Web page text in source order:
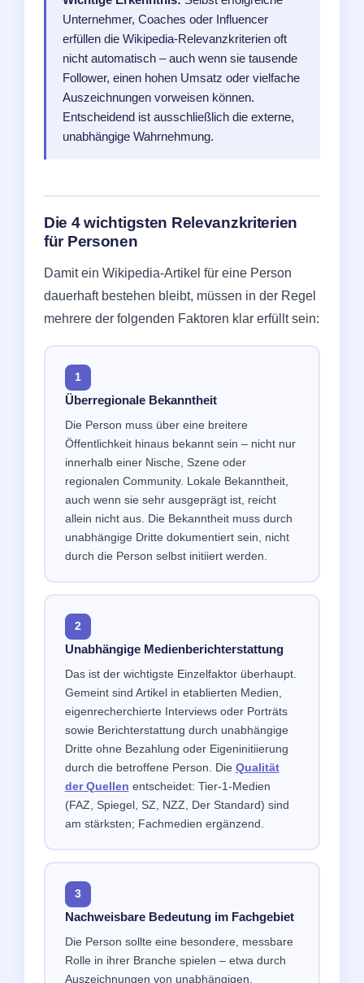
Unternehmer, Coaches oder Influencer
erfüllen die Wikipedia-Relevanzkriterien oft
nicht automatisch – auch wenn sie tausende
Follower, einen hohen Umsatz oder vielfache
Auszeichnungen vorweisen können.
Entscheidend ist ausschließlich die externe,
unabhängige Wahrnehmung.
Die 4 wichtigsten Relevanzkriterien
für Personen
Damit ein Wikipedia-Artikel für eine Person
dauerhaft bestehen bleibt, müssen in der Regel
mehrere der folgenden Faktoren klar erfüllt sein:
1
Überregionale Bekanntheit
Die Person muss über eine breitere
Öffentlichkeit hinaus bekannt sein – nicht nur
innerhalb einer Nische, Szene oder
regionalen Community. Lokale Bekanntheit,
auch wenn sie sehr ausgeprägt ist, reicht
allein nicht aus. Die Bekanntheit muss durch
unabhängige Dritte dokumentiert sein, nicht
durch die Person selbst initiiert werden.
2
Unabhängige Medienberichterstattung
Das ist der wichtigste Einzelfaktor überhaupt.
Gemeint sind Artikel in etablierten Medien,
eigenrecherchierte Interviews oder Porträts
sowie Berichterstattung durch unabhängige
Dritte ohne Bezahlung oder Eigeninitiierung
durch die betroffene Person. Die Qualität
der Quellen entscheidet: Tier-1-Medien
(FAZ, Spiegel, SZ, NZZ, Der Standard) sind
am stärksten; Fachmedien ergänzend.
3
Nachweisbare Bedeutung im Fachgebiet
Die Person sollte eine besondere, messbare
Rolle in ihrer Branche spielen – etwa durch
Auszeichnungen von unabhängigen,